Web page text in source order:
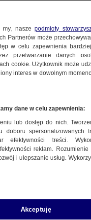
mają się
my, naszepodmioty
Partnerów może
w celu zapewnienia
przetwarzanie danych
cookie. Użytkownik może
interes w dowolnym
dane w celu zapewnienia:
lub dostęp do nich.
doboru spersonalizowanych
efektywności treści.
reklam.
i ulepszanie usług.
Akceptuję